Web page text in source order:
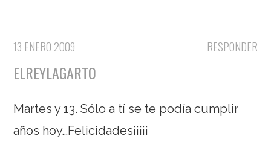
RESPONDER
13 ENERO 2009
ELREYLAGARTO
Martes y 13. Sólo a tí se te podía cumplir
años hoy…Felicidades¡¡¡¡¡